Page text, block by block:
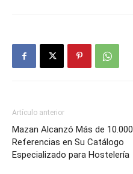
Artículo anterior
Mazan Alcanzó Más de 10.000
Referencias en Su Catálogo
Especializado para Hostelería